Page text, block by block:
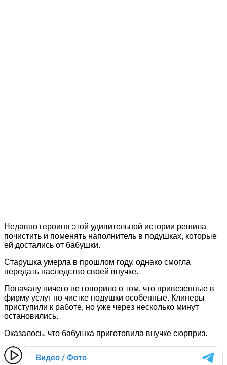
Недавно героиня этой удивительной истории решила
почистить и поменять наполнитель в подушках, которые
ей достались от бабушки.
Старушка умерла в прошлом году, однако смогла
передать наследство своей внучке.
Поначалу ничего не говорило о том, что привезенные в
фирму услуг по чистке подушки особенные. Клинеры
приступили к работе, но уже через несколько минут
остановились.
Оказалось, что бабушка приготовила внучке сюрприз.